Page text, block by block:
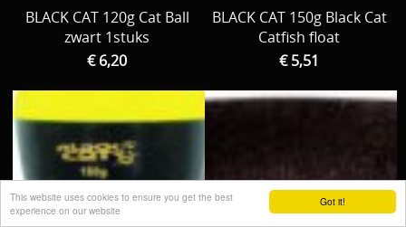
Got it!
This website uses cookies to ensure you get the best
experience on our website
BLACK CAT 120g Cat Ball
zwart 1stuks
€ 6,20
BLACK CAT 150g Black Cat
Catfish float
€ 5,51